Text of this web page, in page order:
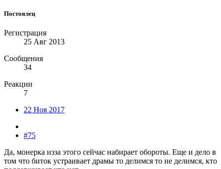
Постоялец
Регистрация
25 Авг 2013
Сообщения
34
Реакции
7
22 Ноя 2017
#75
Да, монерка изза этого сейчас набирает обороты. Еще и дело в
том что биток устраивает драмы то делимся то не делимся, кто